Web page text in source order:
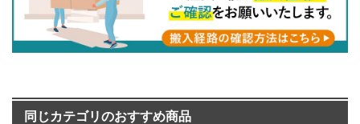
同じカテゴリのおすすめ商品